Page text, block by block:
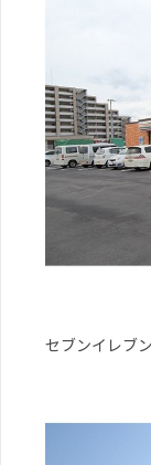
セブンイレブ